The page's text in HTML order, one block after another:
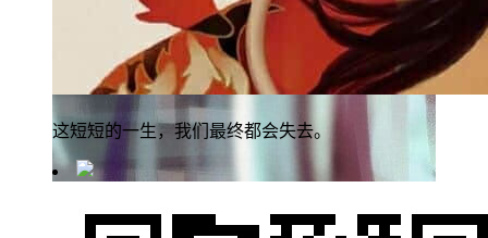
这短短的一生，我们最终都会失去。